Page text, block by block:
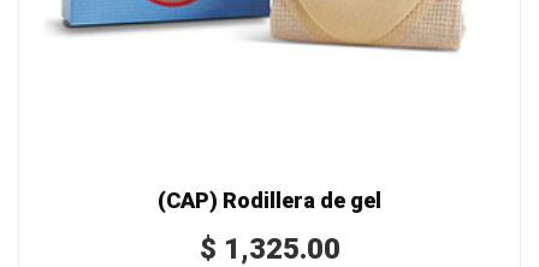
(CAP) Rodillera de gel
$ 1,325.00